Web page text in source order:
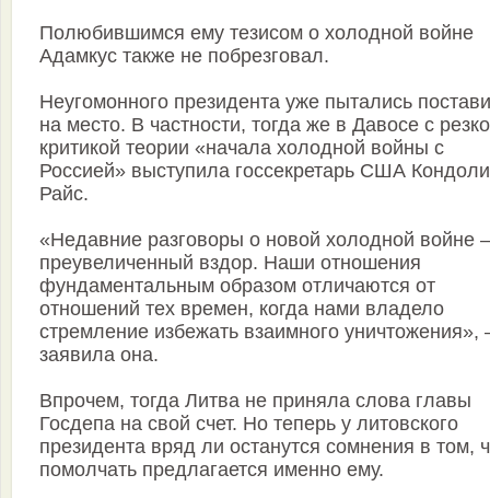
Полюбившимся ему тезисом о холодной войне
Адамкус также не побрезговал.
Неугомонного президента уже пытались
на место. В частности, тогда же в Давосе с
критикой теории «начала холодной войны с
Россией» выступила госсекретарь США
Райс.
«Недавние разговоры о новой холодной войне –
преувеличенный вздор. Наши отношения
фундаментальным образом отличаются от
отношений тех времен, когда нами владело
стремление избежать взаимного уничтожения»,
заявила она.
Впрочем, тогда Литва не приняла слова главы
Госдепа на свой счет. Но теперь у литовского
президента вряд ли останутся сомнения в том,
помолчать предлагается именно ему.